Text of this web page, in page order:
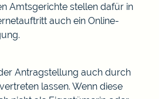
Amtsgerichte stellen dafür in
auch ein Online-
Antragstellung auch durch
lassen. Wenn diese